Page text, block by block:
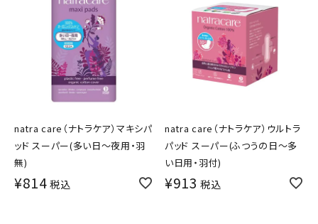
natra care（ナトラケア）マキシパ
ッド スーパー(多い日～夜用・羽
無)
¥814 税込
natra care（ナトラケア）ウルトラ
パッド スーパー(ふつうの日～多
い日用・羽付)
¥913 税込